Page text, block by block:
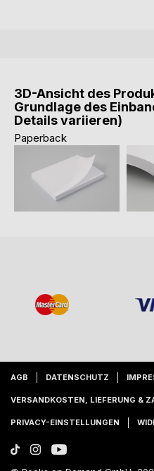
3D-Ansicht des
Grundlage des
Details variieren)
Paperback
AGB DATENSCHUTZ
VERSANDKOSTEN, LIEFERUNG &
PRIVACY-EINSTELLUNGEN